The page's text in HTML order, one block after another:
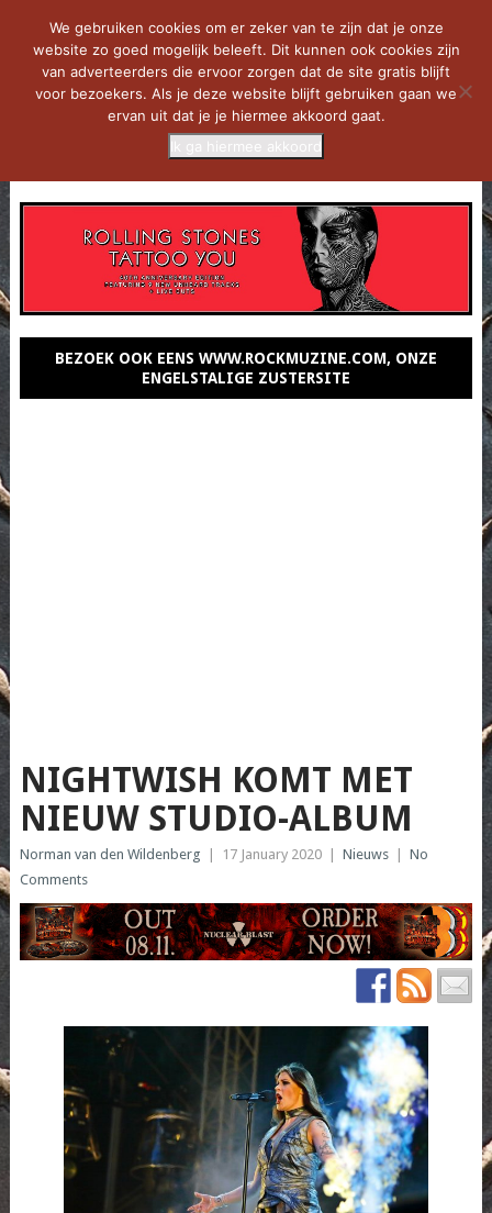
BEZOEK OOK EENS WWW.ROCKMUZINE.COM, ONZE
ENGELSTALIGE ZUSTERSITE
NIGHTWISH KOMT MET
NIEUW STUDIO-ALBUM
Norman van den Wildenberg 17 January 2020 Nieuws
No
Comments
We gebruiken cookies om er zeker van te zijn dat je onze
website zo goed mogelijk beleeft. Dit kunnen ook cookies zijn
van adverteerders die ervoor zorgen dat de site gratis blijft
voor bezoekers. Als je deze website blijft gebruiken gaan we
ervan uit dat je je hiermee akkoord gaat.
Ik ga hiermee akkoord